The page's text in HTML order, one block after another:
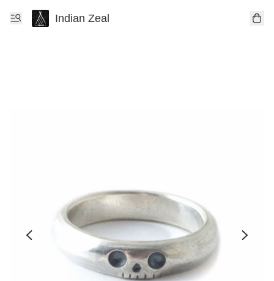
Indian Zeal